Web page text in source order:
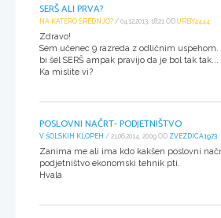
SERŠ ALI PRVA?
NA KATERO SREDNJO? / 04.12.2013, 18:21 OD URBY4444
Zdravo!
Sem učenec 9 razreda z odličnim uspehom.
bi šel SERŠ ampak pravijo da je bol tak tak...
Ka mislite vi?
POSLOVNI NAČRT- PODJETNIŠTVO
V ŠOLSKIH KLOPEH / 21.06.2014, 20:09 OD ZVEZDICA1973
Zanima me ali ima kdo kakšen poslovni
podjetništvo ekonomski tehnik pti.
Hvala